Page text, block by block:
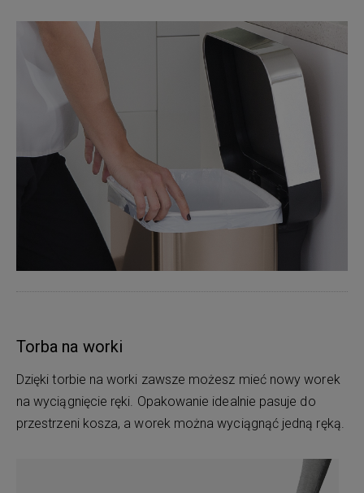
Torba na worki
Dzięki torbie na worki zawsze możesz mieć nowy worek
na wyciągnięcie ręki. Opakowanie idealnie pasuje do
przestrzeni kosza, a worek można wyciągnąć jedną ręką.